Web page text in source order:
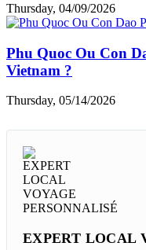
Thursday, 04/09/2026
Phu Quoc Ou Con
Vietnam ?
Thursday, 05/14/2026
EXPERT LOCAL